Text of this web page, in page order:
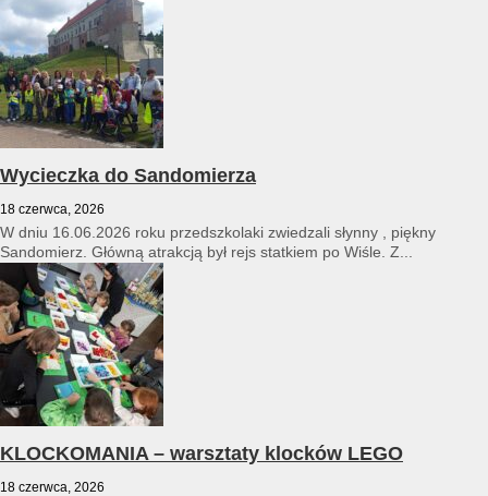
Wycieczka do Sandomierza
18 czerwca, 2026
W dniu 16.06.2026 roku przedszkolaki zwiedzali słynny , piękny
Sandomierz. Główną atrakcją był rejs statkiem po Wiśle. Z...
KLOCKOMANIA – warsztaty klocków LEGO
18 czerwca, 2026